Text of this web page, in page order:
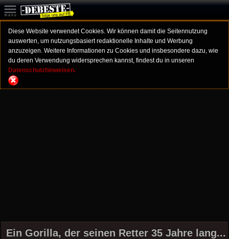
Diese Website verwendet Cookies. Wir können damit die Seitennutzung
auswerten, um nutzungsbasiert redaktionelle Inhalte und Werbung
anzuzeigen. Weitere Informationen zu Cookies und insbesondere dazu, wie
du deren Verwendung widersprechen kannst, findest du in unseren
Datenschutzhinweisen.
Ein Gorilla, der seinen Retter 35 Jahre lang...